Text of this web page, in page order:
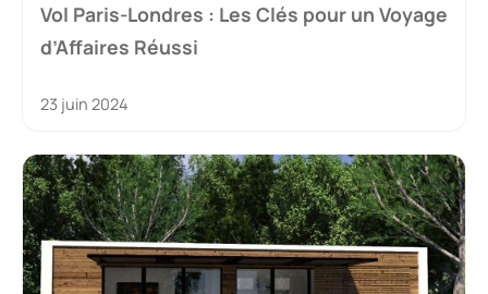
Vol Paris-Londres : Les Clés pour un Voyage
d’Affaires Réussi
23 juin 2024